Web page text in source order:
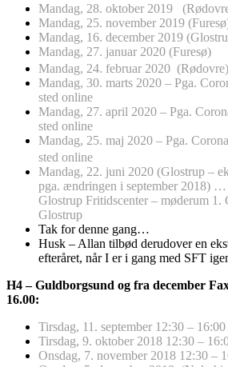
Mandag, 28. oktober 2019
Mandag, 25. november 2019
Mandag, 16. december 2019
Mandag, 27. januar 2020 (Furesø)
Mandag, 24. februar 2020 (Rødovre)
Mandag, 30. marts 2020 – Pga.
sted online
Mandag, 27. april 2020 – Pga.
sted online
Mandag, 25. maj 2020 – Pga.
sted online
Mandag, 22. juni 2020 (Glostrup –
pga. ændringen i september 2018) …
Glostrup Fritidscenter – møderum 1.
Glostrup
Tak for denne gang…
Husk – Allan tilbød derudover en
efteråret, når I er i gang med SFT
H4 – Guldborgsund og fra december
16.00:
Tirsdag, 11. september 12:30 –
Tirsdag, 9. oktober 2018 12:30 –
Onsdag, 7. november 2018 12:30 –